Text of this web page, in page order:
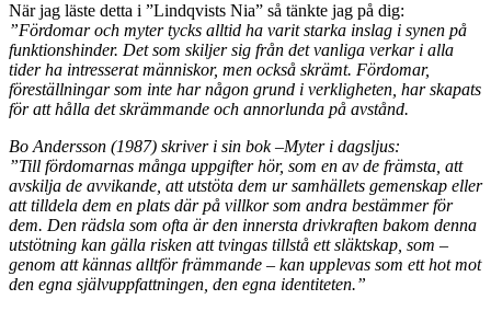
När jag läste detta i ”Lindqvists Nia” så tänkte jag på dig:
”Fördomar och myter tycks alltid ha varit starka inslag i synen på
funktionshinder. Det som skiljer sig från det vanliga verkar i alla
tider ha intresserat människor, men också skrämt. Fördomar,
föreställningar som inte har någon grund i verkligheten, har skapats
för att hålla det skrämmande och annorlunda på avstånd.
Bo Andersson (1987) skriver i sin bok –Myter i dagsljus:
”Till fördomarnas många uppgifter hör, som en av de främsta, att
avskilja de avvikande, att utstöta dem ur samhällets gemenskap eller
att tilldela dem en plats där på villkor som andra bestämmer för
dem. Den rädsla som ofta är den innersta drivkraften bakom denna
utstötning kan gälla risken att tvingas tillstå ett släktskap, som –
genom att kännas alltför främmande – kan upplevas som ett hot mot
den egna självuppfattningen, den egna identiteten.”